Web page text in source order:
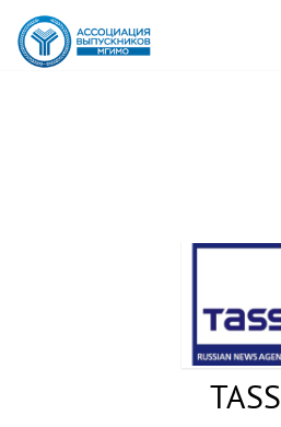
TASS